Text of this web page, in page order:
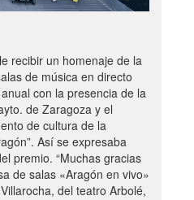
recibir un homenaje de la
de música en directo
con la presencia de la
de Zaragoza y el
de cultura de la
Así se expresaba
premio. “Muchas gracias
de salas «Aragón en vivo»
del teatro Arbolé,